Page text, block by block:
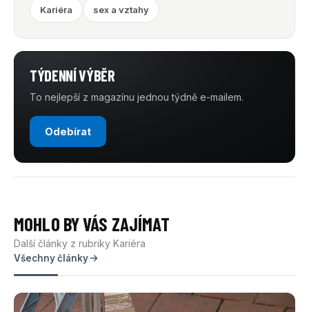
Kariéra sex a vztahy
TÝDENNÍ VÝBĚR
To nejlepší z magazínu jednou týdně e-mailem.
Odebírat
MOHLO BY VÁS ZAJÍMAT
Další články z rubriky Kariéra
Všechny články